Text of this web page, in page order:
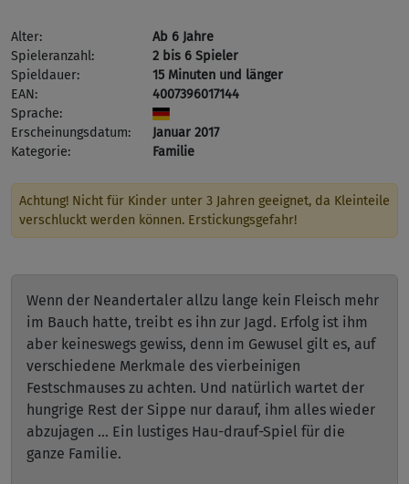
Alter:
Ab 6 Jahre
Spieleranzahl:
2 bis 6 Spieler
Spieldauer:
15 Minuten und länger
EAN:
4007396017144
Sprache:
Erscheinungsdatum:
Januar 2017
Kategorie:
Familie
Achtung! Nicht für Kinder unter 3 Jahren geeignet, da Kleinteile
verschluckt werden können. Erstickungsgefahr!
Wenn der Neandertaler allzu lange kein Fleisch mehr
im Bauch hatte, treibt es ihn zur Jagd. Erfolg ist ihm
aber keineswegs gewiss, denn im Gewusel gilt es, auf
verschiedene Merkmale des vierbeinigen
Festschmauses zu achten. Und natürlich wartet der
hungrige Rest der Sippe nur darauf, ihm alles wieder
abzujagen … Ein lustiges Hau-drauf-Spiel für die
ganze Familie.